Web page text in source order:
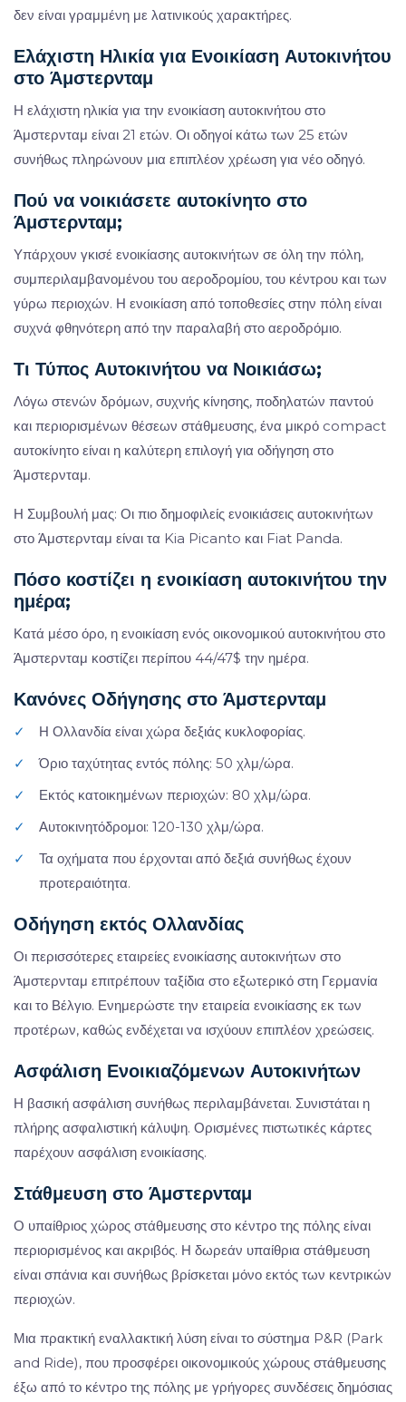
δεν είναι γραμμένη με λατινικούς χαρακτήρες.
Ελάχιστη Ηλικία για Ενοικίαση Αυτοκινήτου
στο Άμστερνταμ
Η ελάχιστη ηλικία για την ενοικίαση αυτοκινήτου στο
Άμστερνταμ είναι 21 ετών. Οι οδηγοί κάτω των 25 ετών
συνήθως πληρώνουν μια επιπλέον χρέωση για νέο οδηγό.
Πού να νοικιάσετε αυτοκίνητο στο
Άμστερνταμ;
Υπάρχουν γκισέ ενοικίασης αυτοκινήτων σε όλη την πόλη,
συμπεριλαμβανομένου του αεροδρομίου, του κέντρου και των
γύρω περιοχών. Η ενοικίαση από τοποθεσίες στην πόλη είναι
συχνά φθηνότερη από την παραλαβή στο αεροδρόμιο.
Τι Τύπος Αυτοκινήτου να Νοικιάσω;
Λόγω στενών δρόμων, συχνής κίνησης, ποδηλατών παντού
και περιορισμένων θέσεων στάθμευσης, ένα μικρό compact
αυτοκίνητο είναι η καλύτερη επιλογή για οδήγηση στο
Άμστερνταμ.
Η Συμβουλή μας: Οι πιο δημοφιλείς ενοικιάσεις αυτοκινήτων
στο Άμστερνταμ είναι τα Kia Picanto και Fiat Panda.
Πόσο κοστίζει η ενοικίαση αυτοκινήτου την
ημέρα;
Κατά μέσο όρο, η ενοικίαση ενός οικονομικού αυτοκινήτου στο
Άμστερνταμ κοστίζει περίπου 44/47$ την ημέρα.
Κανόνες Οδήγησης στο Άμστερνταμ
✓
Η Ολλανδία είναι χώρα δεξιάς κυκλοφορίας.
✓
Όριο ταχύτητας εντός πόλης: 50 χλμ/ώρα.
✓
Εκτός κατοικημένων περιοχών: 80 χλμ/ώρα.
✓
Αυτοκινητόδρομοι: 120-130 χλμ/ώρα.
✓
Τα οχήματα που έρχονται από δεξιά συνήθως έχουν
προτεραιότητα.
Οδήγηση εκτός Ολλανδίας
Οι περισσότερες εταιρείες ενοικίασης αυτοκινήτων στο
Άμστερνταμ επιτρέπουν ταξίδια στο εξωτερικό στη Γερμανία
και το Βέλγιο. Ενημερώστε την εταιρεία ενοικίασης εκ των
προτέρων, καθώς ενδέχεται να ισχύουν επιπλέον χρεώσεις.
Ασφάλιση Ενοικιαζόμενων Αυτοκινήτων
Η βασική ασφάλιση συνήθως περιλαμβάνεται. Συνιστάται η
πλήρης ασφαλιστική κάλυψη. Ορισμένες πιστωτικές κάρτες
παρέχουν ασφάλιση ενοικίασης.
Στάθμευση στο Άμστερνταμ
Ο υπαίθριος χώρος στάθμευσης στο κέντρο της πόλης είναι
περιορισμένος και ακριβός. Η δωρεάν υπαίθρια στάθμευση
είναι σπάνια και συνήθως βρίσκεται μόνο εκτός των κεντρικών
περιοχών.
Μια πρακτική εναλλακτική λύση είναι το σύστημα P&R (Park
and Ride), που προσφέρει οικονομικούς χώρους στάθμευσης
έξω από το κέντρο της πόλης με γρήγορες συνδέσεις δημόσιας